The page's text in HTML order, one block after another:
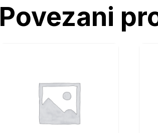
Povezani